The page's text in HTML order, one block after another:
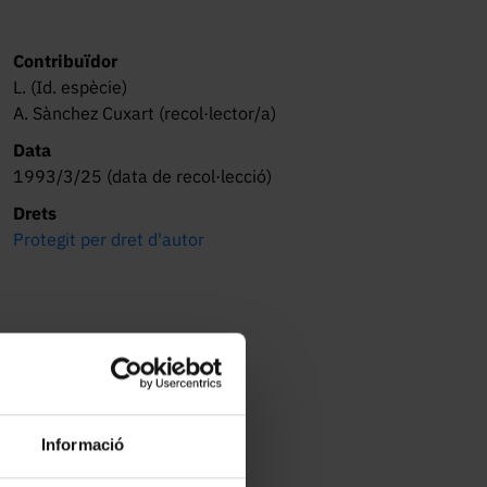
Informació
Contribuïdor
L. (Id. espècie)
A. Sànchez Cuxart (recol·lector/a)
Data
1993/3/25 (data de recol·lecció)
Drets
Protegit per dret d'autor